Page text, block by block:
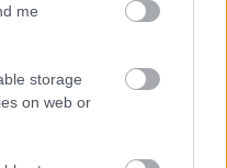
me
storage
on web or
szekciója